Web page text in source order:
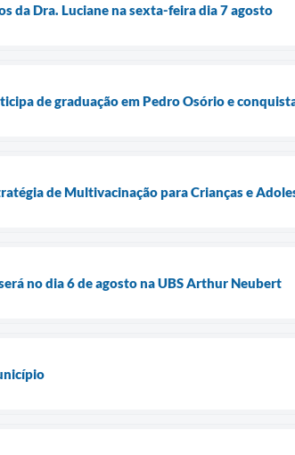
da Dra. Luciane na sexta-feira dia 7 agosto
de graduação em Pedro Osório e
de Multivacinação para Crianças e
no dia 6 de agosto na UBS Arthur Neubert